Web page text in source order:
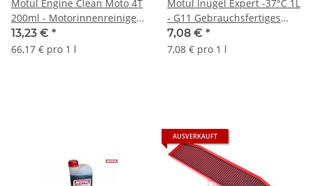
Motul Engine Clean Moto 4T
200ml - Motorinnenreiniger
- 102177
13,23 € *
66,17 € pro 1 l
Motul Inugel Expert -37°C 1L
- G11 Gebrauchsfertiges
Kühlerfrostschutzmittel
(102927)
7,08 € *
7,08 € pro 1 l
AUSVERKAUFT